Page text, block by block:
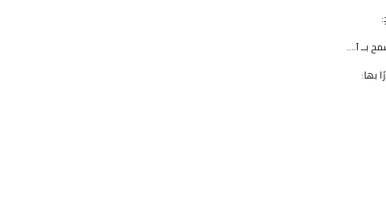
بــ آ....
بها: